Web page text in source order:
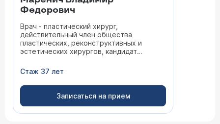
Федорович
Врач - пластический хирург,
действительный член общества
пластических, реконструктивных и
эстетических хирургов, кандидат
Стаж 37 лет
Записаться на прием